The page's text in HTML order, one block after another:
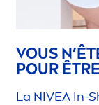
VOUS
POUR
La NIVEA In-